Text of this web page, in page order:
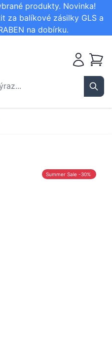
produkty. Novinka!
za balíkové zásilky GLS a
na dobírku.
Košík
Summer Sale -30%